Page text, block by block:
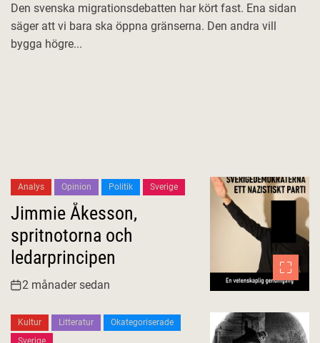
Den svenska migrationsdebatten har kört fast. Ena sidan
säger att vi bara ska öppna gränserna. Den andra vill
bygga högre...
Analys Opinion Politik Sverige
Jimmie Åkesson,
spritnotorna och
ledarprincipen
2 månader sedan
Kultur Litteratur
Okategoriserade
Sverige